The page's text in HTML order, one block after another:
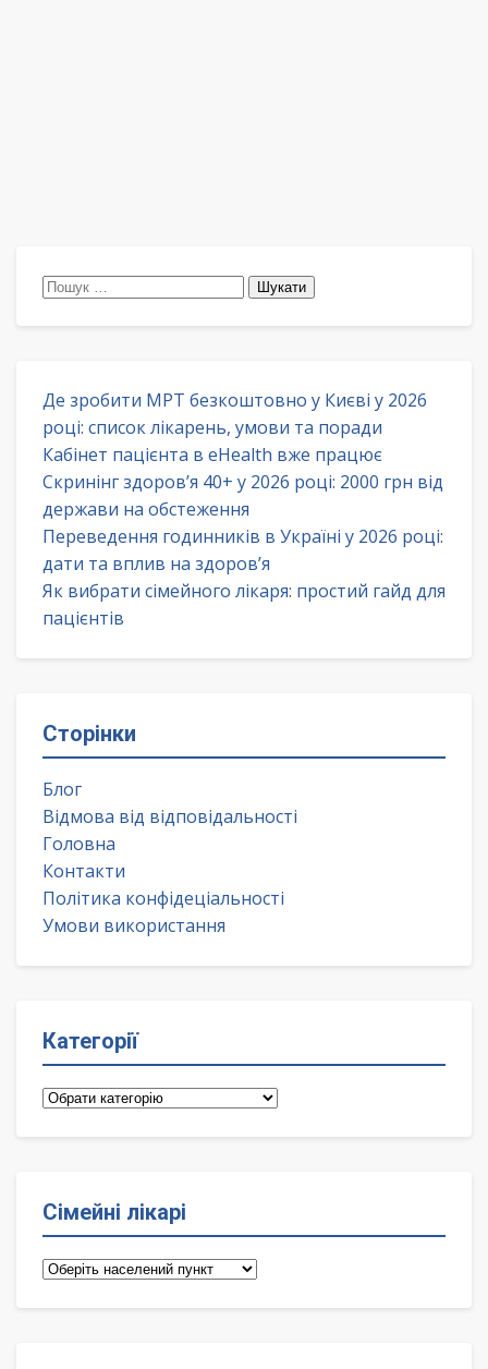
Пошук:
Де зробити МРТ безкоштовно у Києві у 2026
році: список лікарень, умови та поради
Кабінет пацієнта в eHealth вже працює
Скринінг здоров’я 40+ у 2026 році: 2000 грн від
держави на обстеження
Переведення годинників в Україні у 2026 році:
дати та вплив на здоров’я
Як вибрати сімейного лікаря: простий гайд для
пацієнтів
Сторінки
Блог
Відмова від відповідальності
Головна
Контакти
Політика конфідеціальності
Умови використання
Категорії
Категорії
Сімейні лікарі
Сімейні